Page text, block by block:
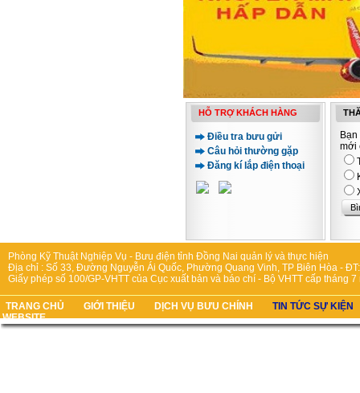
HỖ TRỢ KHÁCH HÀNG
Điều tra bưu gửi
Câu hỏi thường gặp
Đăng kí lắp điện thoại
mới
Phòng Kỹ Thuật Nghiệp Vụ - Bưu điện tỉnh Đồng Nai quản lý và thực hiện
Địa chỉ : Số 33, Đường Nguyễn Ái Quốc, Phường Quang Vinh, TP Biên Hòa -
Giấy phép số 100/GP-VHTT của Cục xuất bản và báo chí - Bộ VHTT cấp tháng 7
TRANG CHỦ GIỚI THIỆU DỊCH VỤ BƯU CHÍNH
TIN TỨC SỰ KIỆN
WEBSITE